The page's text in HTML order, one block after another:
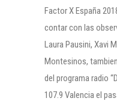
Factor X España
contar con las
Laura Pausini, Xavi
Montesinos,
del programa radio
107.9 Valencia el